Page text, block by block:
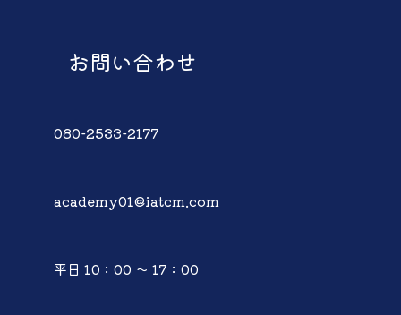
お問い合わせ
080-2533-2177
academy01@iatcm.com
平日 10：00 ～ 17：00